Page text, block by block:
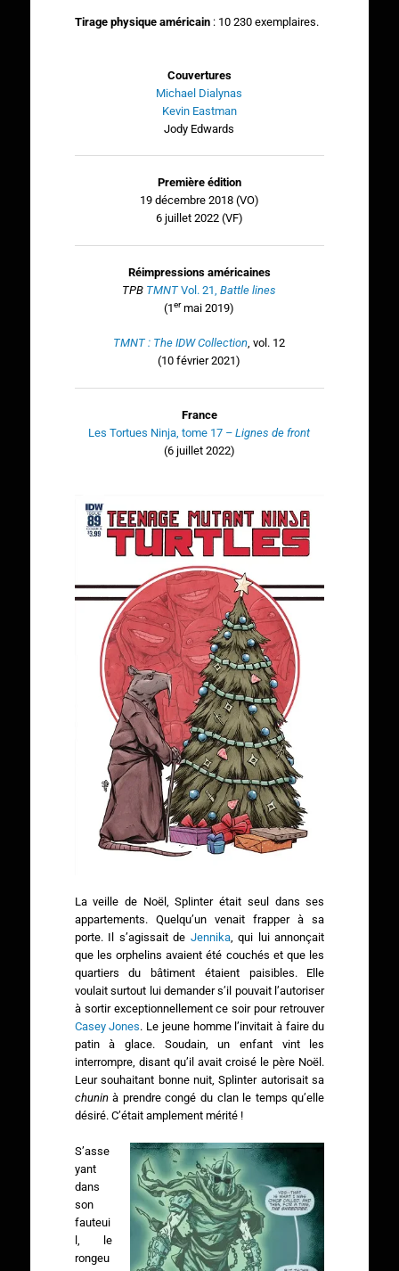
Tirage physique américain: 10 230 exemplaires.
Couvertures
Michael Dialynas
Kevin Eastman
Jody Edwards
Première édition
19 décembre 2018 (VO)
6 juillet 2022 (VF)
Réimpressions américaines
TPB TMNT Vol. 21,Battle lines
(1ermai 2019)
TMNT : The IDW Collection, vol. 12
(10 février 2021)
France
Les Tortues Ninja, tome 17 – Lignes de front
(6 juillet 2022)
La veille de Noël, Splinter était seul dans ses
appartements. Quelqu’un venait frapper à sa
porte. Il s’agissait de Jennika, qui lui annonçait
que les orphelins avaient été couchés et que les
quartiers du bâtiment étaient paisibles. Elle
voulait surtout lui demander s’il pouvait l’autoriser
à sortir exceptionnellement ce soir pour retrouver
Casey Jones. Le jeune homme l’invitait à faire du
patin à glace. Soudain, un enfant vint les
interrompre, disant qu’il avait croisé le père Noël.
Leur souhaitant bonne nuit, Splinter autorisait sa
chuninà prendre congé du clan le temps qu’elle
désiré. C’était amplement mérité !
S’asse
yant
dans
son
fauteui
l, le
rongeu